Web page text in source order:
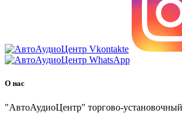
О нас
"АвтоАудиоЦентр" торгово-